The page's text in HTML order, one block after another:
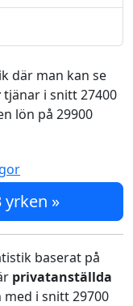
där man kan se
tjänar i snitt 27400
lön på 29900
yrken »
baserat på
privatanställda
i snitt 29700